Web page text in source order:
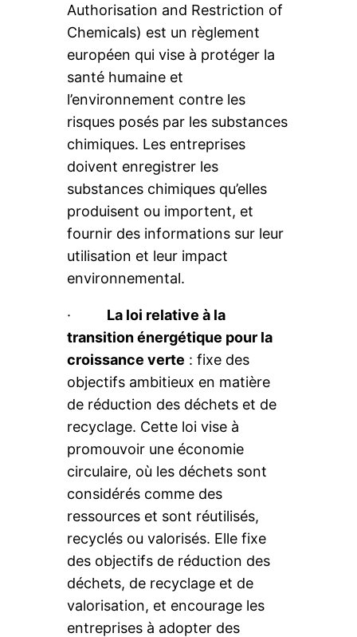
Authorisation and Restriction of
Chemicals) est un règlement
européen qui vise à protéger la
santé humaine et
l’environnement contre les
risques posés par les substances
chimiques. Les entreprises
doivent enregistrer les
substances chimiques qu’elles
produisent ou importent, et
fournir des informations sur leur
utilisation et leur impact
environnemental.
· La loi relative à la
transition énergétique pour la
croissance verte : fixe des
objectifs ambitieux en matière
de réduction des déchets et de
recyclage. Cette loi vise à
promouvoir une économie
circulaire, où les déchets sont
considérés comme des
ressources et sont réutilisés,
recyclés ou valorisés. Elle fixe
des objectifs de réduction des
déchets, de recyclage et de
valorisation, et encourage les
entreprises à adopter des